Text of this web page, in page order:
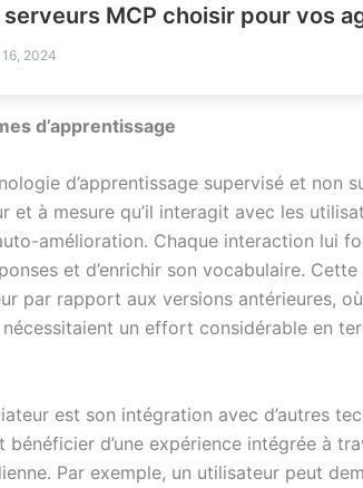
serveurs MCP choisir pour vos
2024
d’apprentissage
d’apprentissage supervisé et non
et à mesure qu’il interagit avec les
amélioration. Chaque interaction lui
et d’enrichir son vocabulaire.
par rapport aux versions antérieures,
un effort considérable en
est son intégration avec d’autres
bénéficier d’une expérience intégrée à
Par exemple, un utilisateur peut